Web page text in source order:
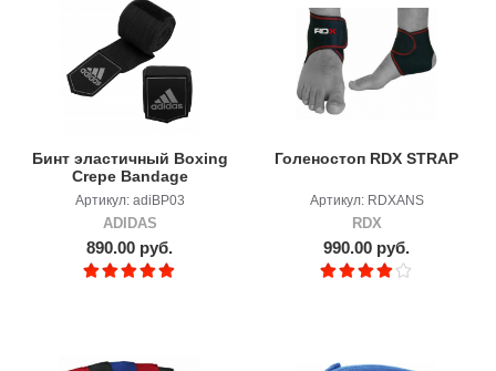
Бинт эластичный Boxing
Crepe Bandage
Артикул: adiBP03
ADIDAS
890.00 руб.
Голеностоп RDX STRAP
Артикул: RDXANS
RDX
990.00 руб.